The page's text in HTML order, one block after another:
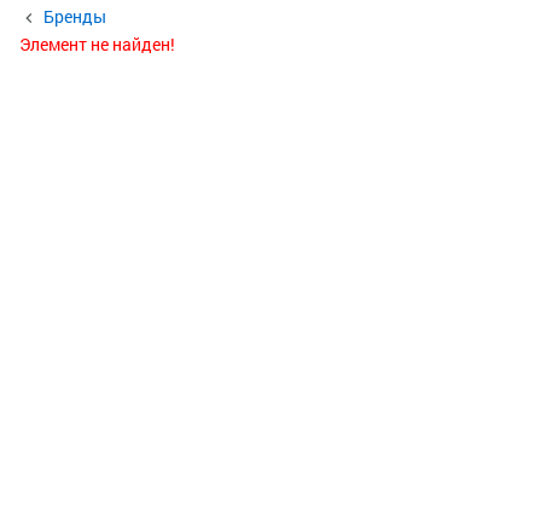
Бренды
Элемент не найден!